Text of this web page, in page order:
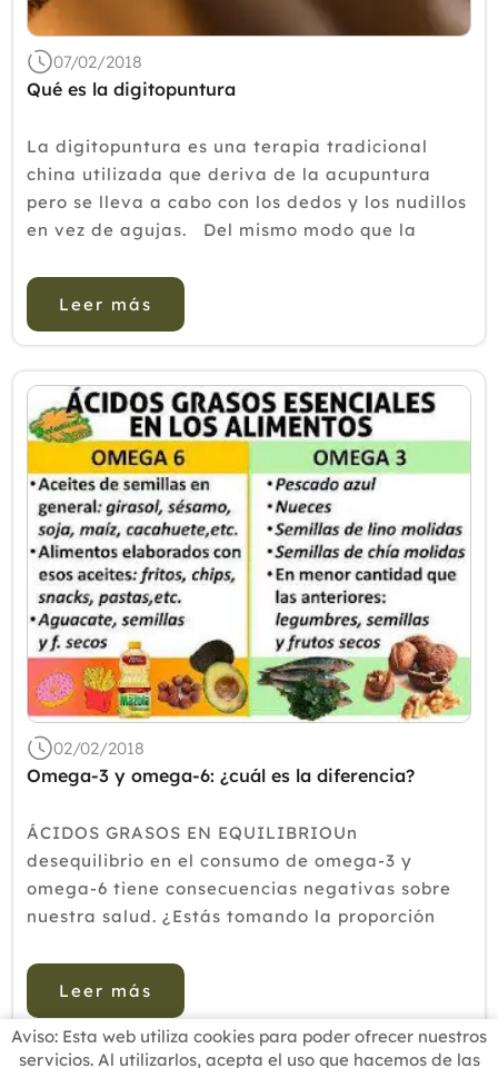
07/02/2018
Qué es la digitopuntura
La digitopuntura es una terapia tradicional
china utilizada que deriva de la acupuntura
pero se lleva a cabo con los dedos y los nudillos
en vez de agujas. Del mismo modo que la
tradicional china, la energía fluye por nuestr...
Leer más
02/02/2018
Omega-3 y omega-6: ¿cuál es la diferencia?
ÁCIDOS GRASOS EN EQUILIBRIOUn
desequilibrio en el consumo de omega-3 y
omega-6 tiene consecuencias negativas sobre
nuestra salud. ¿Estás tomando la proporción
que se están publicando estudios sobre la
importancia de incrementar el consumo de
ácidos...
Leer más
Aviso: Esta web utiliza cookies para poder ofrecer nuestros
servicios. Al utilizarlos, acepta el uso que hacemos de las